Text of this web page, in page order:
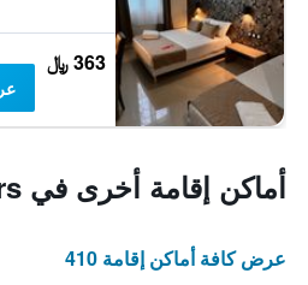
363 ﷼
أماكن إقامة أخرى في Thiers
عرض كافة أماكن إقامة 410